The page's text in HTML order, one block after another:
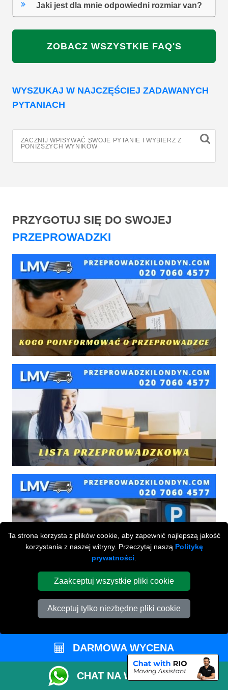
Ta strona korzysta z plików cookie, aby zapewnić najlepszą jakość
korzystania z naszej witryny. Przeczytaj naszą Politykę
prywatności
Zaakceptuj wszystkie pliki cookie
Akceptuj tylko niezbędne pliki cookie
Jaki jest dla mnie odpowiedni rozmiar van?
ZOBACZ WSZYSTKIE FAQ'S
WYSZUKAJ W NAJCZĘŚCIEJ ZADAWANYCH
PYTANIACH
ZACZNIJ WPISYWAĆ SWOJE PYTANIE I WYBIERZ Z
PONIŻSZYCH WYNIKÓW
PRZYGOTUJ SIĘ DO SWOJEJ
PRZEPROWADZKI
Przeprowadzki Londyn
673 Seven Sisters Road
DARMOWA WYCENA
CHAT NA WHATSAPP